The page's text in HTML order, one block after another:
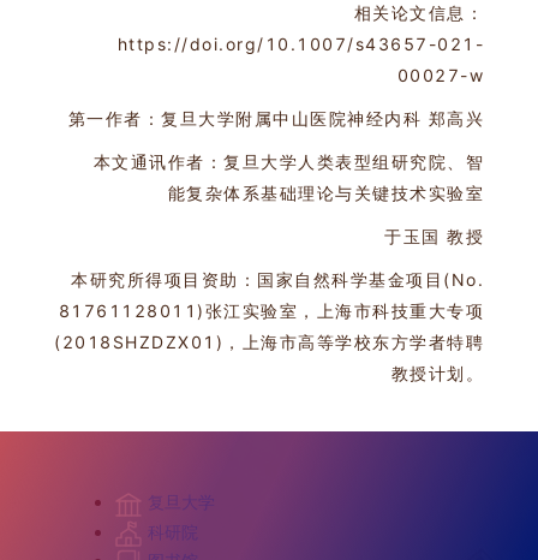
相关论文信息：
https://doi.org/10.1007/s43657-021-
00027-w
第一作者：复旦大学附属中山医院神经内科 郑高兴
本文通讯作者：复旦大学人类表型组研究院、智
能复杂体系基础理论与关键技术实验室
于玉国 教授
本研究所得项目资助：国家自然科学基金项目(No.
81761128011)张江实验室，上海市科技重大专项
(2018SHZDZX01)，上海市高等学校东方学者特聘
教授计划。
复旦大学
科研院